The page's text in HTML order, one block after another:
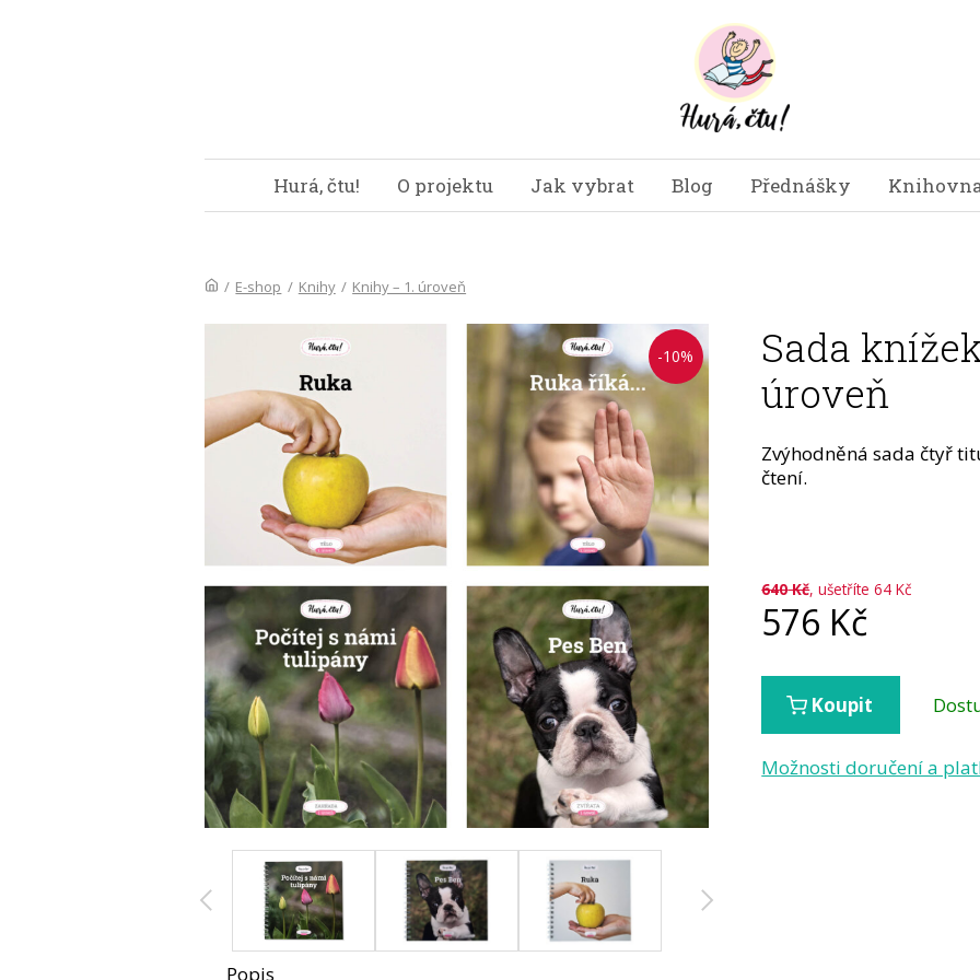
Hurá, čtu! O projektu Jak vybrat Blog Přednášky
/ E-shop / Knihy / Knihy – 1. úroveň
-10%
Sada
úroveň
Zvýhodněná sada čtyř
čtení.
640Kč, ušetříte 64 Kč
576 Kč
Koupit
Možnosti doručení a
Popis